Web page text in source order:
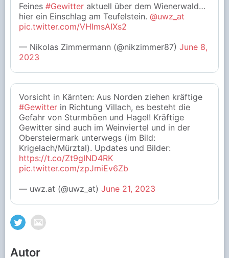
Feines #Gewitter aktuell über dem Wienerwald…
hier ein Einschlag am Teufelstein. @uwz_at
pic.twitter.com/VHImsAIXs2
— Nikolas Zimmermann (@nikzimmer87) June 8,
2023
Vorsicht in Kärnten: Aus Norden ziehen kräftige
#Gewitter in Richtung Villach, es besteht die
Gefahr von Sturmböen und Hagel! Kräftige
Gewitter sind auch im Weinviertel und in der
Obersteiermark unterwegs (im Bild:
Krigelach/Mürztal). Updates und Bilder:
https://t.co/Zt9gIND4RK
pic.twitter.com/zpJmiEv6Zb
— uwz.at (@uwz_at) June 21, 2023
Autor